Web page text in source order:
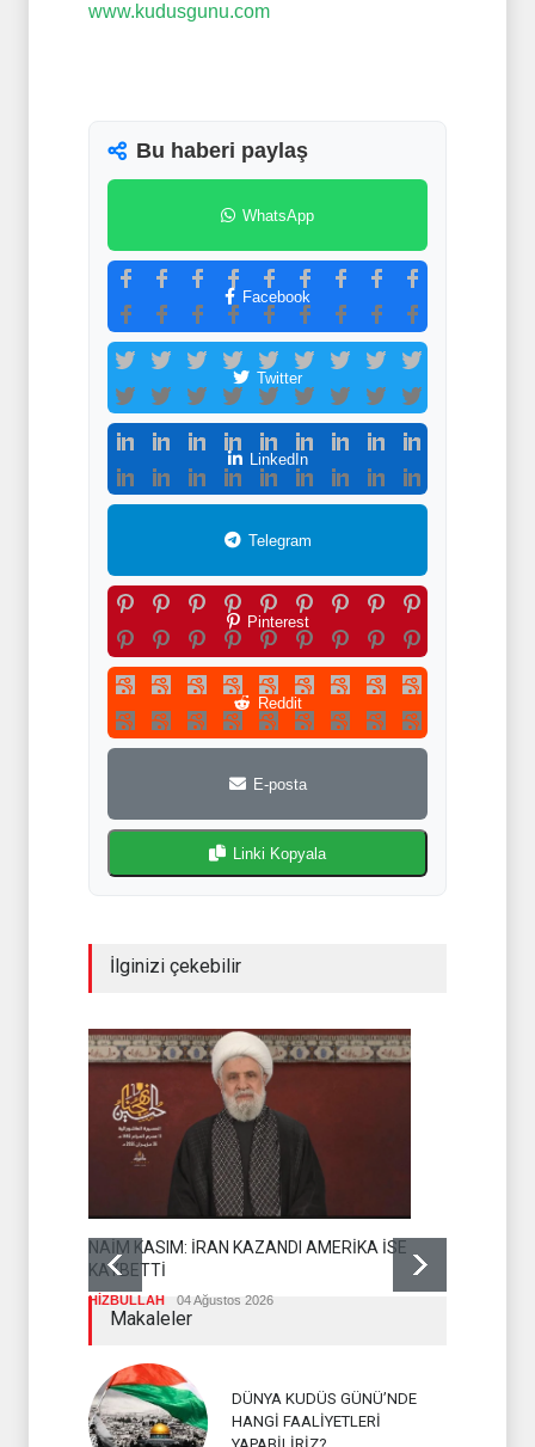
www.kudusgunu.com
Bu haberi paylaş
WhatsApp
Facebook
Twitter
LinkedIn
Telegram
Pinterest
Reddit
E-posta
Linki Kopyala
İlginizi çekebilir
NAİM KASIM: İRAN KAZANDI AMERİKA İSE
KAYBETTİ
HİZBULLAH 04 Ağustos 2026
Makaleler
DÜNYA KUDÜS GÜNÜ’NDE
HANGİ FAALİYETLERİ